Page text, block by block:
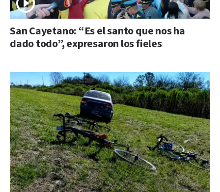
San Cayetano: “Es el santo que nos ha
dado todo”, expresaron los fieles